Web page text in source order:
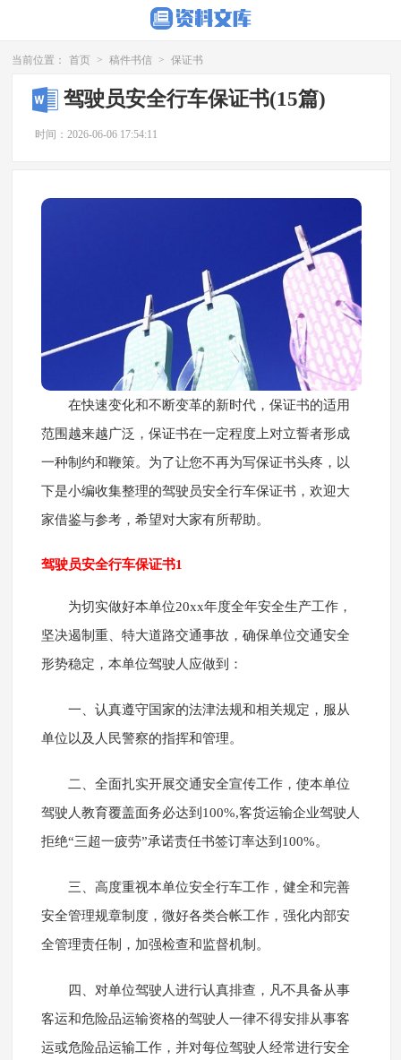
当前位置： 首页 > 稿件书信 > 保证书
驾驶员安全行车保证书(15篇)
时间：2026-06-06 17:54:11
在快速变化和不断变革的新时代，保证书的适用
范围越来越广泛，保证书在一定程度上对立誓者形成
一种制约和鞭策。为了让您不再为写保证书头疼，以
下是小编收集整理的驾驶员安全行车保证书，欢迎大
家借鉴与参考，希望对大家有所帮助。
驾驶员安全行车保证书1
为切实做好本单位20xx年度全年安全生产工作，
坚决遏制重、特大道路交通事故，确保单位交通安全
形势稳定，本单位驾驶人应做到：
一、认真遵守国家的法津法规和相关规定，服从
单位以及人民警察的指挥和管理。
二、全面扎实开展交通安全宣传工作，使本单位
驾驶人教育覆盖面务必达到100%,客货运输企业驾驶人
拒绝“三超一疲劳”承诺责任书签订率达到100%。
三、高度重视本单位安全行车工作，健全和完善
安全管理规章制度，微好各类合帐工作，强化内部安
全管理责任制，加强检查和监督机制。
四、对单位驾驶人进行认真排查，凡不具备从事
客运和危险品运输资格的驾驶人一律不得安排从事客
运或危险品运输工作，并对每位驾驶人经常进行安全